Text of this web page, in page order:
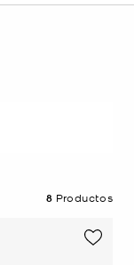
8 Productos